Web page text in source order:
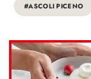
#ASCOLI PICENO